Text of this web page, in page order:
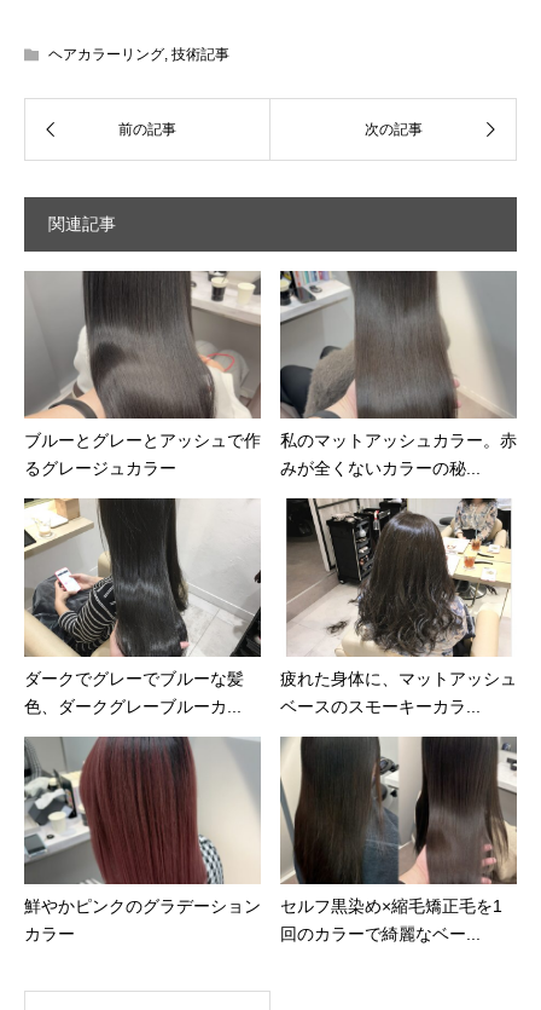
ヘアカラーリング, 技術記事
関連記事
ブルーとグレーとアッシュで作
るグレージュカラー
私のマットアッシュカラー。赤
みが全くないカラーの秘...
ダークでグレーでブルーな髪
色、ダークグレーブルーカ...
疲れた身体に、マットアッシュ
ベースのスモーキーカラ...
鮮やかピンクのグラデーション
カラー
セルフ黒染め×縮毛矯正毛を1
回のカラーで綺麗なベー...